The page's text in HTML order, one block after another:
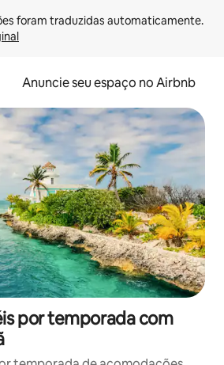
Anuncie seu espaço no Airbnb
por temporada com